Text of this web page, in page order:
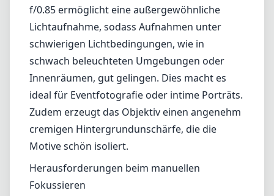
f/0.85 ermöglicht eine außergewöhnliche
Lichtaufnahme, sodass Aufnahmen unter
schwierigen Lichtbedingungen, wie in
schwach beleuchteten Umgebungen oder
Innenräumen, gut gelingen. Dies macht es
ideal für Eventfotografie oder intime Porträts.
Zudem erzeugt das Objektiv einen angenehm
cremigen Hintergrundunschärfe, die die
Motive schön isoliert.
Herausforderungen beim manuellen
Fokussieren